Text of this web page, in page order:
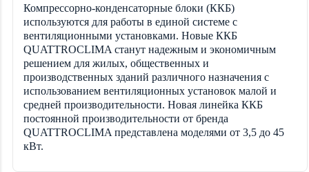
Компрессорно-конденсаторные блоки (ККБ)
используются для работы в единой системе с
вентиляционными установками. Новые ККБ
QUATTROCLIMA станут надежным и экономичным
решением для жилых, общественных и
производственных зданий различного назначения с
использованием вентиляционных установок малой и
средней производительности. Новая линейка ККБ
постоянной производительности от бренда
QUATTROCLIMA представлена моделями от 3,5 до 45
кВт.